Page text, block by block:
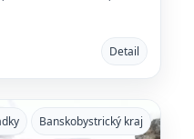
Detail
Banskobystrický kraj